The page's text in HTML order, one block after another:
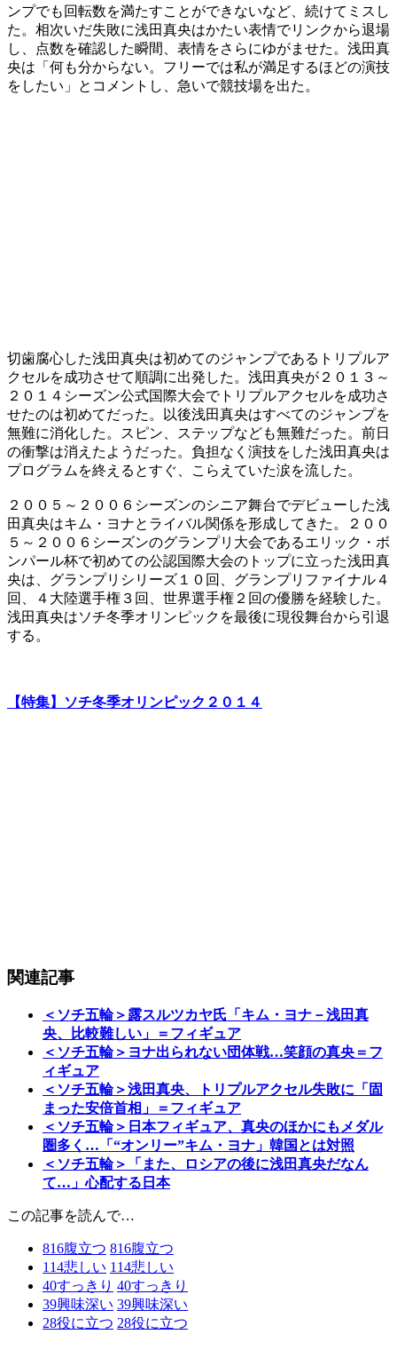
ンプでも回転数を満たすことができないなど、続けてミスし
た。相次いだ失敗に浅田真央はかたい表情でリンクから退場
し、点数を確認した瞬間、表情をさらにゆがませた。浅田真
央は「何も分からない。フリーでは私が満足するほどの演技
をしたい」とコメントし、急いで競技場を出た。
切歯腐心した浅田真央は初めてのジャンプであるトリプルア
クセルを成功させて順調に出発した。浅田真央が２０１３～
２０１４シーズン公式国際大会でトリプルアクセルを成功さ
せたのは初めてだった。以後浅田真央はすべてのジャンプを
無難に消化した。スピン、ステップなども無難だった。前日
の衝撃は消えたようだった。負担なく演技をした浅田真央は
プログラムを終えるとすぐ、こらえていた涙を流した。
２００５～２００６シーズンのシニア舞台でデビューした浅
田真央はキム・ヨナとライバル関係を形成してきた。２００
５～２００６シーズンのグランプリ大会であるエリック・ボ
ンパール杯で初めての公認国際大会のトップに立った浅田真
央は、グランプリシリーズ１０回、グランプリファイナル４
回、４大陸選手権３回、世界選手権２回の優勝を経験した。
浅田真央はソチ冬季オリンピックを最後に現役舞台から引退
する。
【特集】ソチ冬季オリンピック２０１４
関連記事
＜ソチ五輪＞露スルツカヤ氏「キム・ヨナ－浅田真
央、比較難しい」＝フィギュア
＜ソチ五輪＞ヨナ出られない団体戦…笑顔の真央＝フ
ィギュア
＜ソチ五輪＞浅田真央、トリプルアクセル失敗に「固
まった安倍首相」＝フィギュア
＜ソチ五輪＞日本フィギュア、真央のほかにもメダル
圏多く…「“オンリー”キム・ヨナ」韓国とは対照
＜ソチ五輪＞「また、ロシアの後に浅田真央だなん
て…」心配する日本
この記事を読んで…
816腹立つ 816腹立つ
114悲しい 114悲しい
40すっきり 40すっきり
39興味深い 39興味深い
28役に立つ 28役に立つ